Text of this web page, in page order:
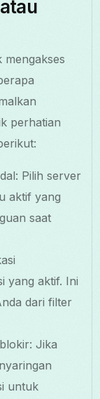
perhatian
Pilih server
aktif yang
saat
yang aktif. Ini
dari filter
Jika
untuk